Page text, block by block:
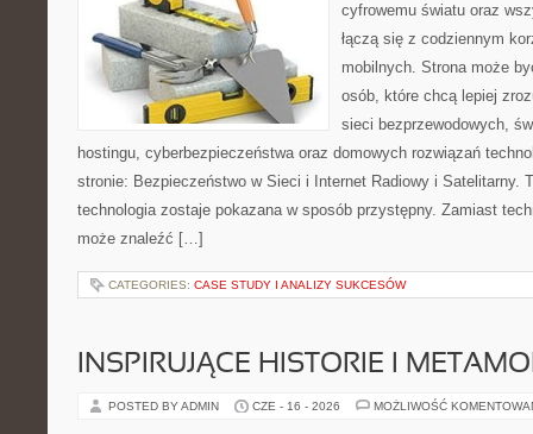
cyfrowemu światu oraz
łączą się z codziennym
mobilnych. Strona może
osób, które chcą lepiej
sieci bezprzewodowych,
hostingu, cyberbezpieczeństwa oraz domowych rozwiązań
stronie: Bezpieczeństwo w Sieci i Internet Radiowy i Satelitarny.
technologia zostaje pokazana w sposób przystępny. Zamiast
może znaleźć […]
CATEGORIES: CASE STUDY I ANALIZY SUKCESÓW
INSPIRUJĄCE HISTORIE I
POSTED BY ADMIN CZE - 16 - 2026 MOŻLIWOŚĆ